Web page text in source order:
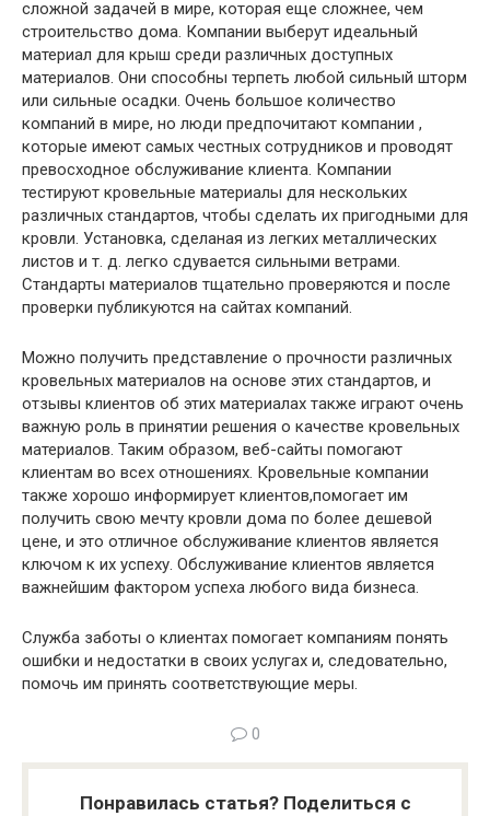
сложной задачей в мире, которая еще сложнее, чем
строительство дома. Компании выберут идеальный
материал для крыш среди различных доступных
материалов. Они способны терпеть любой сильный шторм
или сильные осадки. Очень большое количество
компаний в мире, но люди предпочитают компании ,
которые имеют самых честных сотрудников и проводят
превосходное обслуживание клиента. Компании
тестируют кровельные материалы для нескольких
различных стандартов, чтобы сделать их пригодными для
кровли. Установка, сделаная из легких металлических
листов и т. д. легко сдувается сильными ветрами.
Стандарты материалов тщательно проверяются и после
проверки публикуются на сайтах компаний.
Можно получить представление о прочности различных
кровельных материалов на основе этих стандартов, и
отзывы клиентов об этих материалах также играют очень
важную роль в принятии решения о качестве кровельных
материалов. Таким образом, веб-сайты помогают
клиентам во всех отношениях. Кровельные компании
также хорошо информирует клиентов,помогает им
получить свою мечту кровли дома по более дешевой
цене, и это отличное обслуживание клиентов является
ключом к их успеху. Обслуживание клиентов является
важнейшим фактором успеха любого вида бизнеса.
Служба заботы о клиентах помогает компаниям понять
ошибки и недостатки в своих услугах и, следовательно,
помочь им принять соответствующие меры.
0
Понравилась статья? Поделиться с